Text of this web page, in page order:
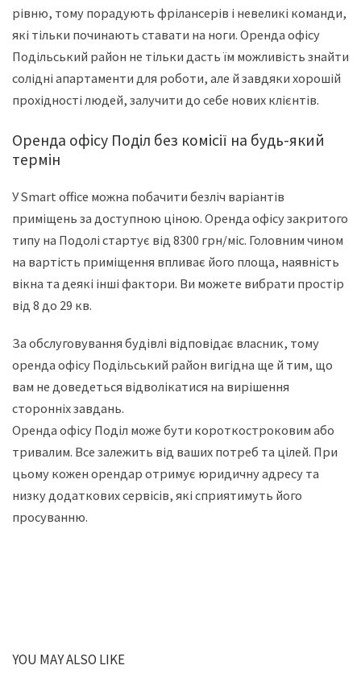
рівню, тому порадують фрілансерів і невеликі команди,
які тільки починають ставати на ноги. Оренда офісу
Подільський район не тільки дасть їм можливість знайти
солідні апартаменти для роботи, але й завдяки хорошій
прохідності людей, залучити до себе нових клієнтів.
Оренда офісу Поділ без комісії на будь-який
термін
У Smart office можна побачити безліч варіантів
приміщень за доступною ціною. Оренда офісу закритого
типу на Подолі стартує від 8300 грн/міс. Головним чином
на вартість приміщення впливає його площа, наявність
вікна та деякі інші фактори. Ви можете вибрати простір
від 8 до 29 кв.
За обслуговування будівлі відповідає власник, тому
оренда офісу Подільський район вигідна ще й тим, що
вам не доведеться відволікатися на вирішення
сторонніх завдань.
Оренда офісу Поділ може бути короткостроковим або
тривалим. Все залежить від ваших потреб та цілей. При
цьому кожен орендар отримує юридичну адресу та
низку додаткових сервісів, які сприятимуть його
просуванню.
YOU MAY ALSO LIKE